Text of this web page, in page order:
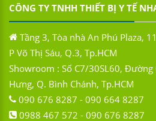
CÔNG TY TNHH THIẾT BỊ Y TẾ
Tầng 3, Tòa nhà An Phú Plaza,
P Võ Thị Sáu, Q.3, Tp.HCM
Showroom : Số C7/30SL60, Đường
Hưng, Q. Bình Chánh, Tp.HCM
090 676 8287 - 090 664 8287
0988 467 572 - 090 676 8287